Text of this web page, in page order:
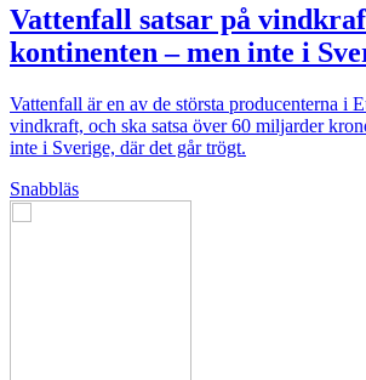
Vattenfall satsar på
kontinenten – men inte i
Vattenfall är en av de största producenterna i
vindkraft, och ska satsa över 60 miljarder
inte i Sverige, där det går trögt.
Snabbläs